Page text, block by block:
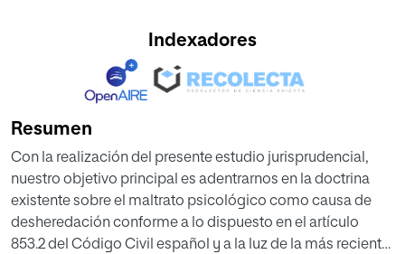
Indexadores
Resumen
Con la realización del presente estudio jurisprudencial,
nuestro objetivo principal es adentrarnos en la doctrina
existente sobre el maltrato psicológico como causa de
desheredación conforme a lo dispuesto en el artículo
853.2 del Código Civil español y a la luz de la más reciente